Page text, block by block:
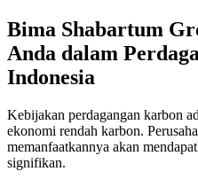
Bima Shabartum
Anda dalam
Indonesia
Kebijakan perdagangan karbon
ekonomi rendah karbon.
memanfaatkannya akan
signifikan.